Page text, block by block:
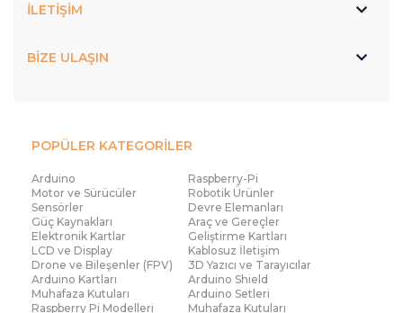
İLETİŞİM
BİZE ULAŞIN
POPÜLER KATEGORİLER
Arduino
Raspberry-Pi
Motor ve Sürücüler
Robotik Ürünler
Sensörler
Devre Elemanları
Güç Kaynakları
Araç ve Gereçler
Elektronik Kartlar
Geliştirme Kartları
LCD ve Display
Kablosuz İletişim
Drone ve Bileşenler (FPV)
3D Yazıcı ve Tarayıcılar
Arduino Kartları
Arduino Shield
Muhafaza Kutuları
Arduino Setleri
Raspberry Pi Modelleri
Muhafaza Kutuları